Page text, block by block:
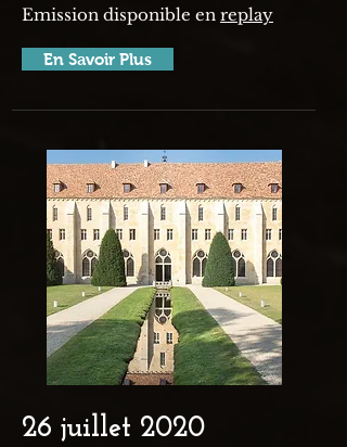
Emission disponible en replay
En Savoir Plus
26 juillet 2020